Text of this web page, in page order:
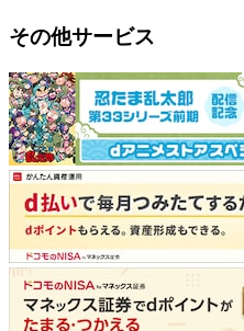
その他サービス